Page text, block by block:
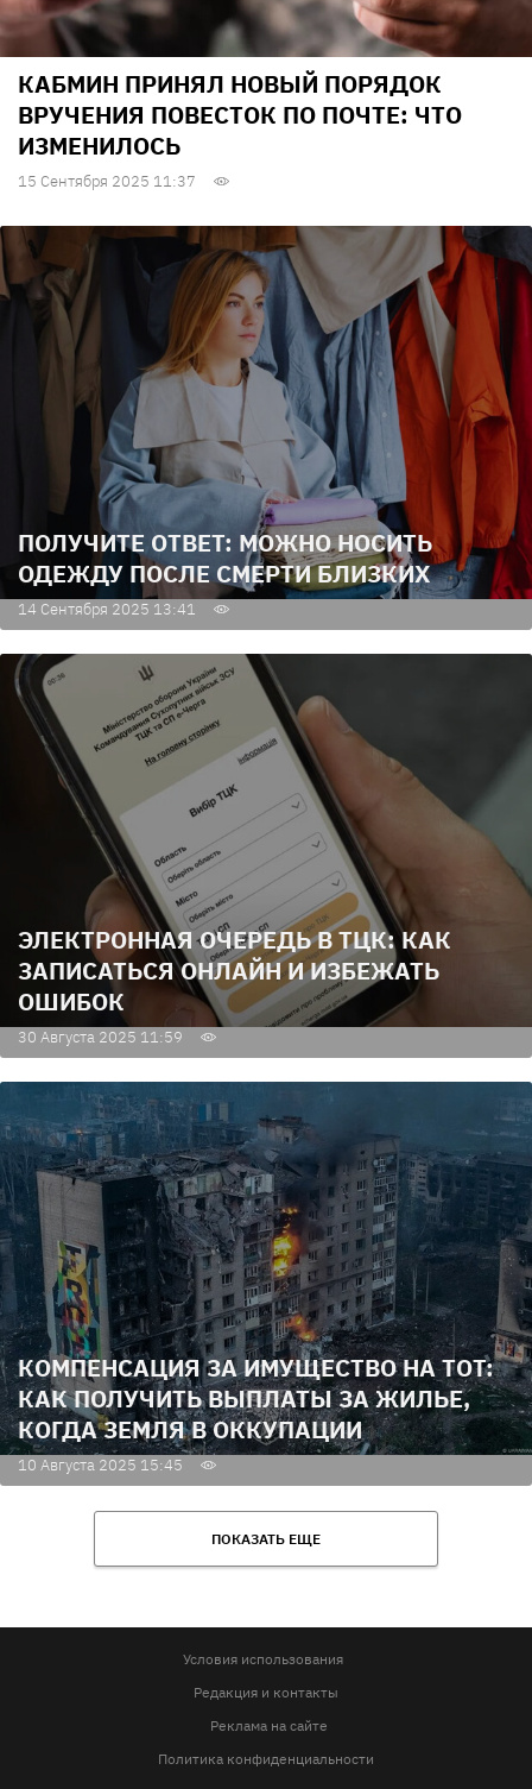
КАБМИН ПРИНЯЛ НОВЫЙ ПОРЯДОК
ВРУЧЕНИЯ ПОВЕСТОК ПО ПОЧТЕ: ЧТО
ИЗМЕНИЛОСЬ
15 Сентября 2025 11:37
ПОЛУЧИТЕ ОТВЕТ: МОЖНО НОСИТЬ
ОДЕЖДУ ПОСЛЕ СМЕРТИ БЛИЗКИХ
14 Сентября 2025 13:41
ЭЛЕКТРОННАЯ ОЧЕРЕДЬ В ТЦК: КАК
ЗАПИСАТЬСЯ ОНЛАЙН И ИЗБЕЖАТЬ
ОШИБОК
30 Августа 2025 11:59
КОМПЕНСАЦИЯ ЗА ИМУЩЕСТВО НА ТОТ:
КАК ПОЛУЧИТЬ ВЫПЛАТЫ ЗА ЖИЛЬЕ,
КОГДА ЗЕМЛЯ В ОККУПАЦИИ
10 Августа 2025 15:45
ПОКАЗАТЬ ЕЩЕ
Условия использования
Редакция и контакты
Реклама на сайте
Политика конфиденциальности